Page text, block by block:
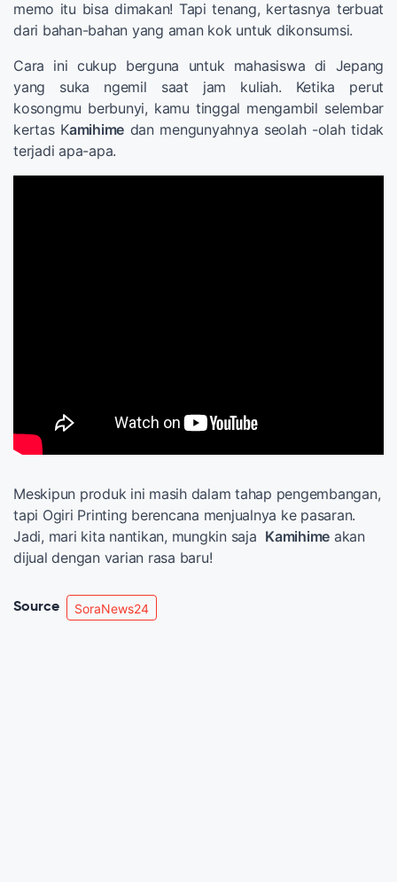
memo itu bisa dimakan! Tapi tenang, kertasnya terbuat
dari bahan-bahan yang aman kok untuk dikonsumsi.
Cara ini cukup berguna untuk mahasiswa di Jepang
yang suka ngemil saat jam kuliah. Ketika perut
kosongmu berbunyi, kamu tinggal mengambil selembar
kertas Kamihime dan mengunyahnya seolah -olah tidak
terjadi apa-apa.
Meskipun produk ini masih dalam tahap pengembangan,
tapi Ogiri Printing berencana menjualnya ke pasaran.
Jadi, mari kita nantikan, mungkin saja Kamihime akan
dijual dengan varian rasa baru!
Source SoraNews24